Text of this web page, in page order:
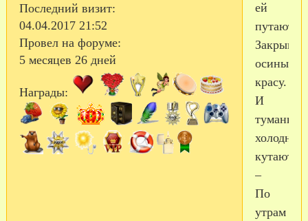
Последний визит:
04.04.2017 21:52
Провел на форуме:
5 месяцев 26 дней
Награды:
ей
путают,
осины
красу.
И
туманы
холодные
кутают
–
По
утрам